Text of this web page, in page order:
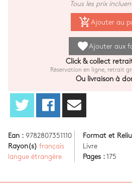
Tous les prix
add_shopping_cart Ajouter au
favoriteAjouter aux
Click & collect
Réservation en ligne, retrait
Ou livraison à
Ean : 9782807351110
Rayon(s) français
langue étrangère
Format et
Livre
Pages : 175